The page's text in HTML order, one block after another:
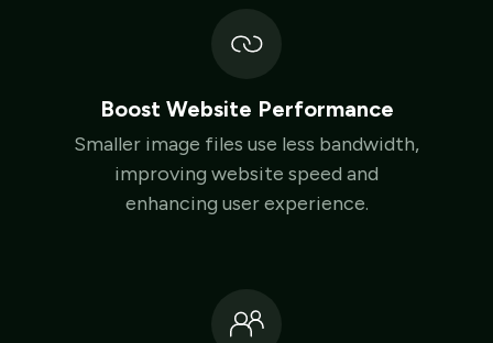
Boost Website Performance
Smaller image files use less bandwidth,
improving website speed and
enhancing user experience.